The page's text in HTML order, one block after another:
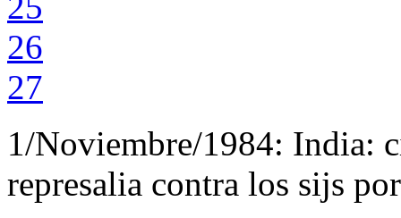
26
27
1/Noviembre/1984: India:
represalia contra los sijs